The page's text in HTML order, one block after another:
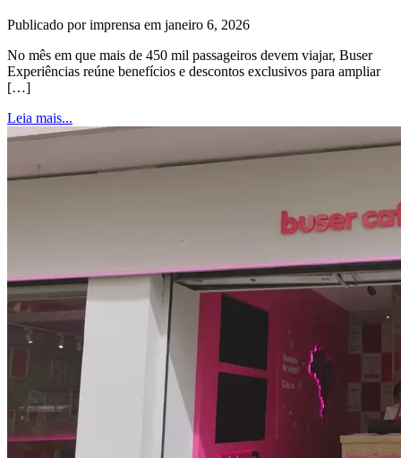
Publicado por imprensa em janeiro 6, 2026
No mês em que mais de 450 mil passageiros devem viajar, Buser
Experiências reúne benefícios e descontos exclusivos para ampliar
[…]
Leia mais...